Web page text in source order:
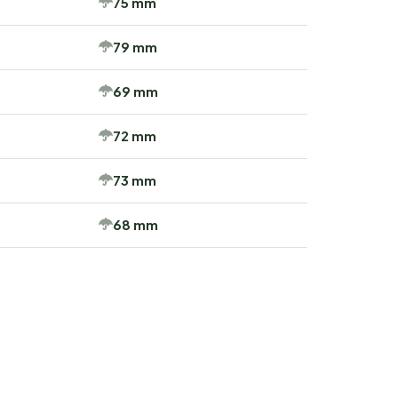
79 mm
69 mm
72 mm
73 mm
68 mm